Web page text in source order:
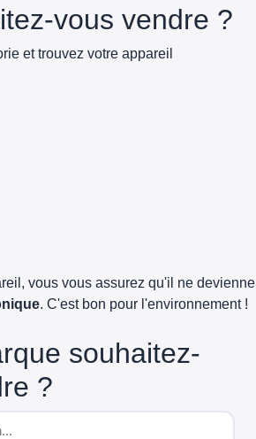
vous vendre ?
et trouvez votre appareil
vous vous assurez qu'il ne devienne
. C'est bon pour l'environnement !
souhaitez-
?